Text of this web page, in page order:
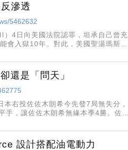
滲透
5462632
4日向美國法院認罪，坦承自己曾充
會入獄10年。對此，美國聖湯瑪斯大
還是「問天」
右投佐佐木朗希今先發7局無失分，
，讓佐佐木朗希無緣本季4勝。佐佐
設計搭配油電動力